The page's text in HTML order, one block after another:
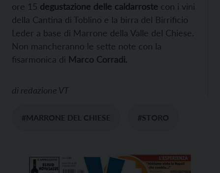
ore 15 degustazione delle caldarroste con i vini
della Cantina di Toblino e la birra del Birrificio
Leder a base di Marrone della Valle del Chiese.
Non mancheranno le sette note con la
fisarmonica di Marco Corradi.
di redazione VT
#MARRONE DEL CHIESE #STORO